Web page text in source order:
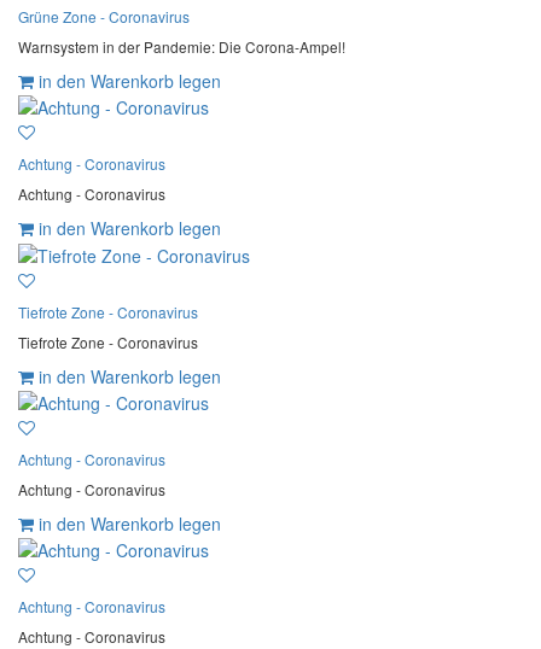
Grüne Zone - Coronavirus
Warnsystem in der Pandemie: Die Corona-Ampel!
in den Warenkorb legen
Achtung - Coronavirus
Achtung - Coronavirus
in den Warenkorb legen
Tiefrote Zone - Coronavirus
Tiefrote Zone - Coronavirus
in den Warenkorb legen
Achtung - Coronavirus
Achtung - Coronavirus
in den Warenkorb legen
Achtung - Coronavirus
Achtung - Coronavirus